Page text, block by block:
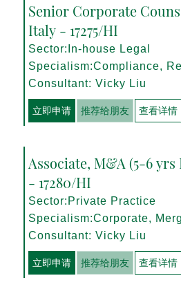
Senior Corporate
Italy - 17275/HI
Sector:In-house Legal
Specialism:Compliance,
Management
Consultant: Vicky Liu
立即申请 推荐给朋友 查看详情
Associate, M&A (5-6 yrs
- 17280/HI
Sector:Private Practice
Specialism:Corporate,
Acquisitions
Consultant: Vicky Liu
立即申请 推荐给朋友 查看详情